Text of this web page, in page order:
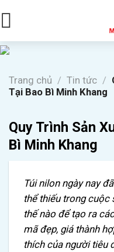
Trang chủ / Tin tức /
Tại Bao Bì Minh Khang
Quy Trình Sản
Bì Minh Khang
Túi nilon ngày nay
thể thiếu trong cuộc
thế nào để tạo ra
mã đẹp, giá thành
thích của người tiêu